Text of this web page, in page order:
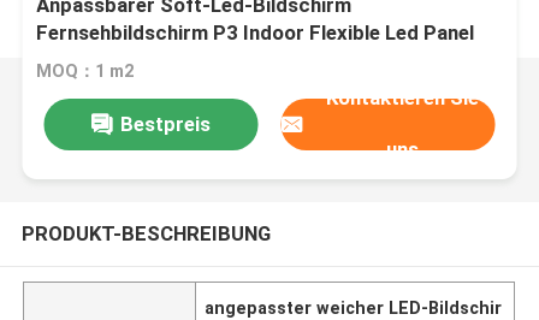
Anpassbarer Soft-Led-Bildschirm
Fernsehbildschirm P3 Indoor Flexible Led Panel
Sexy-Bildschirm Preis
MOQ：1 m2
Bestpreis
Kontaktieren Sie
uns
PRODUKT-BESCHREIBUNG
angepasster weicher LED-Bildschir